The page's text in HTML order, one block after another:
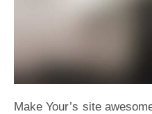
Make Your’s site